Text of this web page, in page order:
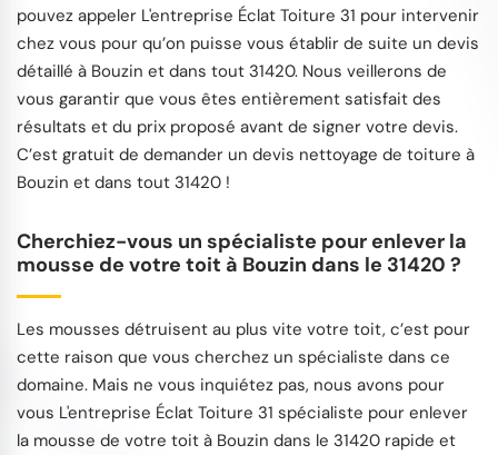
pouvez appeler L'entreprise Éclat Toiture 31 pour intervenir
chez vous pour qu’on puisse vous établir de suite un devis
détaillé à Bouzin et dans tout 31420. Nous veillerons de
vous garantir que vous êtes entièrement satisfait des
résultats et du prix proposé avant de signer votre devis.
C’est gratuit de demander un devis nettoyage de toiture à
Bouzin et dans tout 31420 !
Cherchiez-vous un spécialiste pour enlever la
mousse de votre toit à Bouzin dans le 31420 ?
Les mousses détruisent au plus vite votre toit, c’est pour
cette raison que vous cherchez un spécialiste dans ce
domaine. Mais ne vous inquiétez pas, nous avons pour
vous L'entreprise Éclat Toiture 31 spécialiste pour enlever
la mousse de votre toit à Bouzin dans le 31420 rapide et